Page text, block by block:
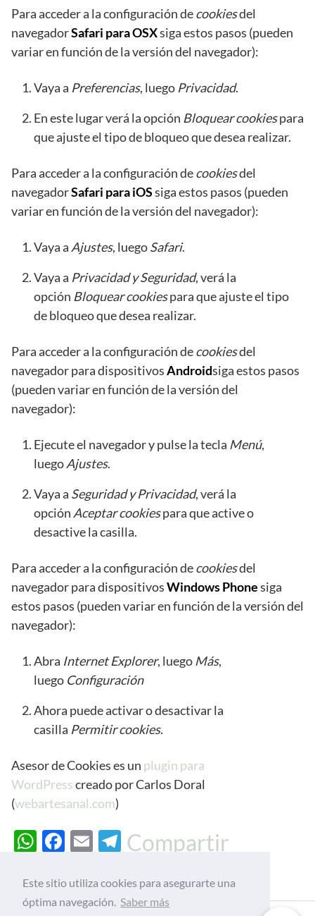
Para acceder a la configuración decookiesdel
navegadorSafari para OSXsiga estos pasos (pueden
variar en función de la versión del navegador):
Vaya a Preferencias, luego Privacidad.
En este lugar verá la opción Bloquear cookiespara
que ajuste el tipo de bloqueo que desea realizar.
Para acceder a la configuración decookiesdel
navegadorSafari para iOSsiga estos pasos (pueden
variar en función de la versión del navegador):
Vaya a Ajustes, luegoSafari.
Vaya a Privacidad y Seguridad, verá la
opción Bloquear cookiespara que ajuste el tipo
de bloqueo que desea realizar.
Para acceder a la configuración decookiesdel
navegador para dispositivosAndroidsiga estos pasos
(pueden variar en función de la versión del
navegador):
Ejecute el navegador y pulse la tecla Menú,
luegoAjustes.
Vaya a Seguridad y Privacidad, verá la
opción Aceptar cookiespara que active o
desactive la casilla.
Para acceder a la configuración decookiesdel
navegador para dispositivosWindows Phonesiga
estos pasos (pueden variar en función de la versión del
navegador):
Abra Internet Explorer, luego Más,
luego Configuración
Ahora puede activar o desactivar la
casilla Permitir cookies.
Asesor de Cookies es un plugin para
WordPresscreado por Carlos Doral
(webartesanal.com)
W
at
s
F
e
b
E
ail
T
e
gr
Compartir
Este sitio utiliza cookies para asegurarte una
óptima navegación. Saber más